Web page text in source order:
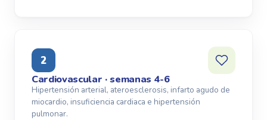
2
Cardiovascular · semanas 4-6
Hipertensión arterial, ateroesclerosis, infarto agudo de
miocardio, insuficiencia cardiaca e hipertensión
pulmonar.